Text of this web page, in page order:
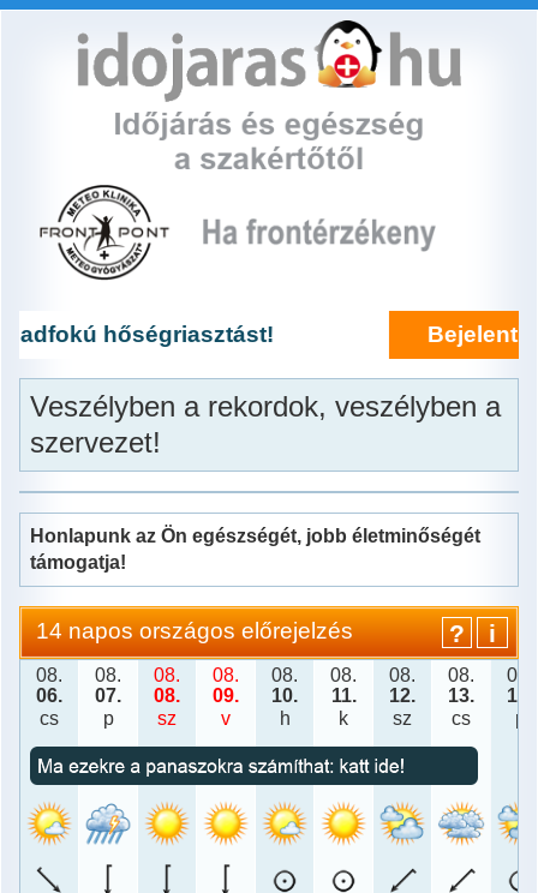
Bejelentkezés
Veszélyben a rekordok, veszélyben a
szervezet!
Honlapunk az Ön egészségét, jobb életminőségét
támogatja!
14 napos országos előrejelzés ? i
Dátum
Veszély
Időkép
Max. hőm.
08.
06.
cs
08.
07.
p
08.
08.
sz
08.
09.
v
08.
10.
h
08.
11.
k
08.
12.
sz
08.
13.
cs
08.
14.
p